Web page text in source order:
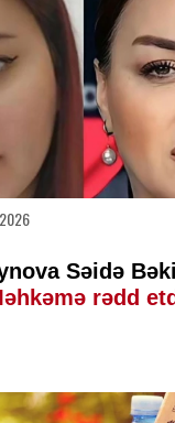
Səidə
rədd